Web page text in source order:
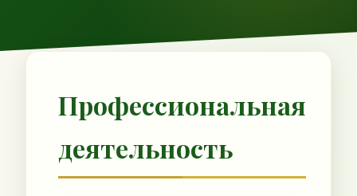
Профессиональная
деятельность